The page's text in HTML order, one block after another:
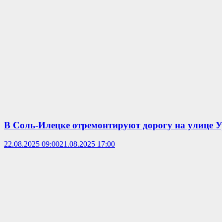
В Соль-Илецке отремонтируют дорогу на улице
22.08.2025 09:0021.08.2025 17:00